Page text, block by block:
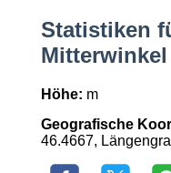
Statistiken
Höhe: m
Geografische
46.4667,